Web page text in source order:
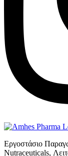
Εργοστάσιο
Νutraceuticals,